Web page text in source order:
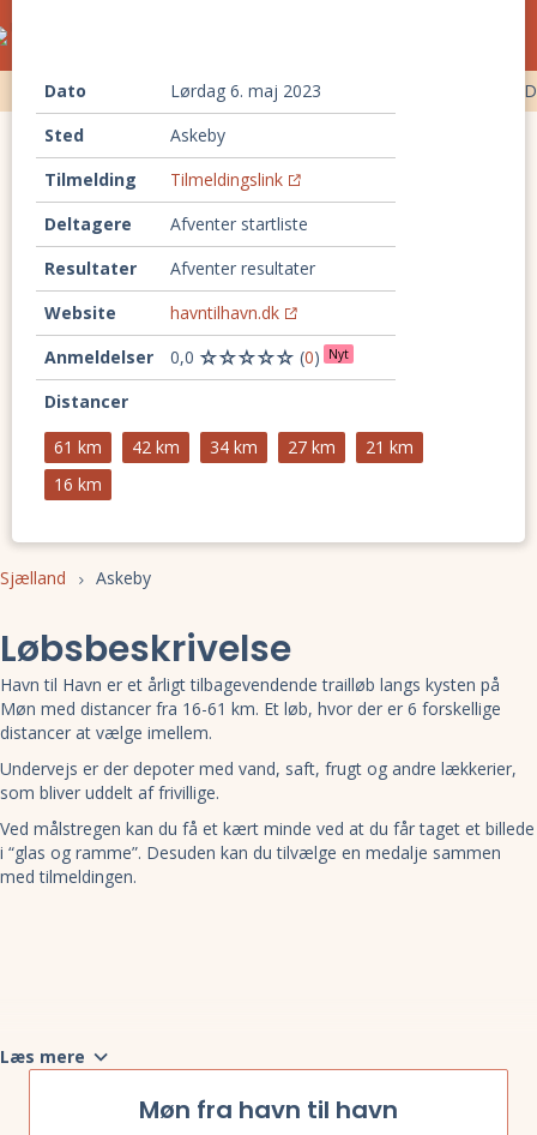
Ultraløb Backyard ultra
Dato
lørdag 6. maj 2023
Sted
Askeby
Tilmelding
Tilmeldingslink
Deltagere
Afventer startliste
Resultater
Afventer resultater
Website
havntilhavn.dk
Anmeldelser
0,0 (0) Nyt
Distancer
61 km
42 km 34 km 27 km
21 km
16 km
Sjælland Askeby
Løbsbeskrivelse
Havn til Havn er et årligt tilbagevendende trailløb langs kysten på
Møn med distancer fra 16-61 km. Et løb, hvor der er 6 forskellige
distancer at vælge imellem.
Undervejs er der depoter med vand, saft, frugt og andre lækkerier,
som bliver uddelt af frivillige.
Ved målstregen kan du få et kært minde ved at du får taget et billede
i “glas og ramme”. Desuden kan du tilvælge en medalje sammen
med tilmeldingen.
Læs mere
Møn fra havn til havn